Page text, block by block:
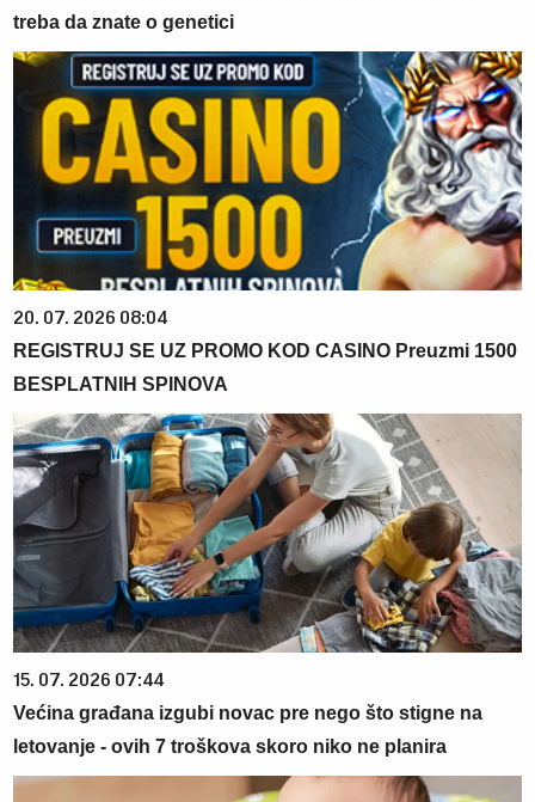
treba da znate o genetici
20. 07. 2026 08:04
REGISTRUJ SE UZ PROMO KOD CASINO Preuzmi 1500
BESPLATNIH SPINOVA
15. 07. 2026 07:44
Većina građana izgubi novac pre nego što stigne na
letovanje - ovih 7 troškova skoro niko ne planira